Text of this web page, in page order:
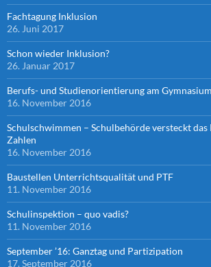
Fachtagung Inklusion
26. Juni 2017
Schon wieder Inklusion?
26. Januar 2017
Berufs- und Studienorientierung am Gymnasium
16. November 2016
Schulschwimmen – Schulbehörde versteckt
Zahlen
16. November 2016
Baustellen Unterrichtsqualität und PTF
11. November 2016
Schulinspektion – quo vadis?
11. November 2016
September ’16: Ganztag und Partizipation
17. September 2016